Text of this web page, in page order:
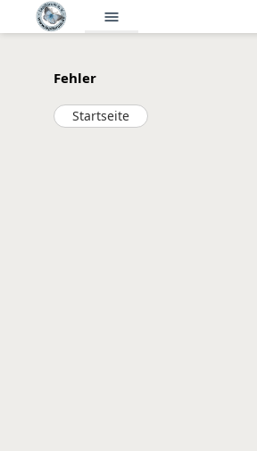
menu
Fehler
Startseite